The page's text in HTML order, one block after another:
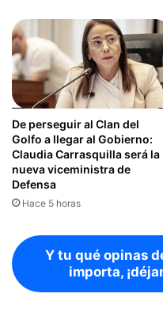
De perseguir al Clan del
Golfo a llegar al Gobierno:
Claudia Carrasquilla será la
nueva viceministra de
Defensa
Hace 5 horas
Y tu qué opinas
importa,